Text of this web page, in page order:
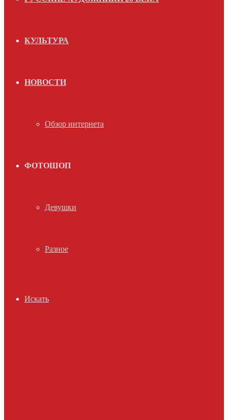
КУЛЬТУРА
НОВОСТИ
Обзор интернета
ФОТОШОП
Девушки
Разное
Искать